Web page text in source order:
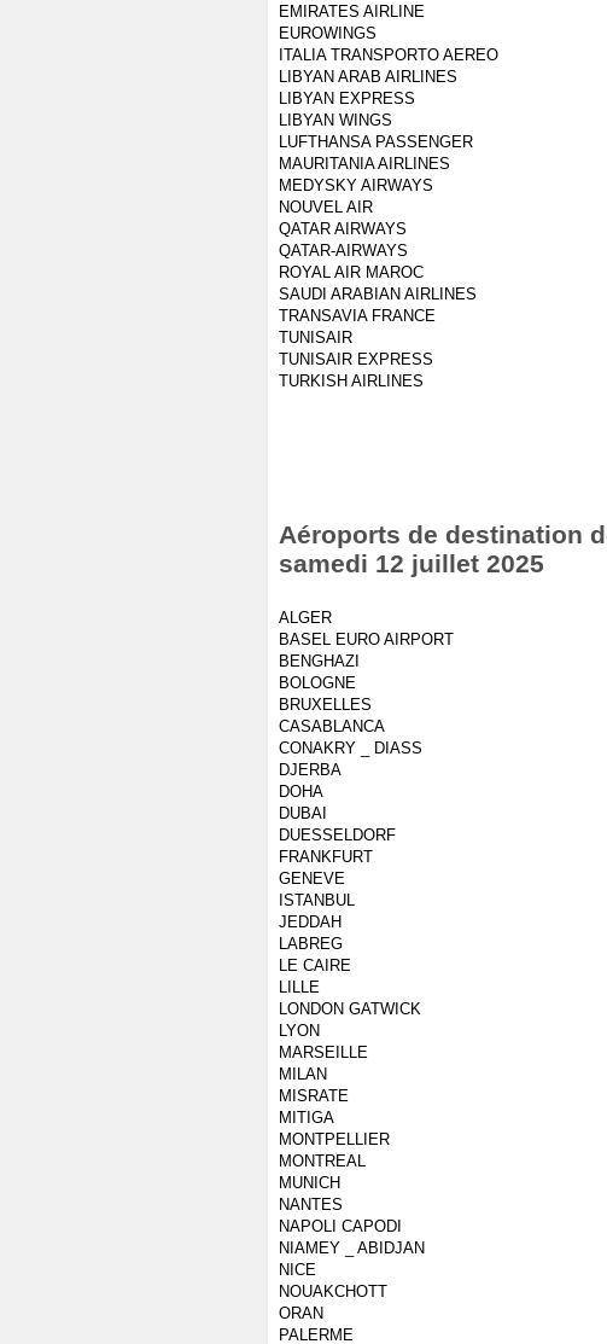
EMIRATES AIRLINE
EUROWINGS
ITALIA TRANSPORTO AEREO
LIBYAN ARAB AIRLINES
LIBYAN EXPRESS
LIBYAN WINGS
LUFTHANSA PASSENGER
MAURITANIA AIRLINES
MEDYSKY AIRWAYS
NOUVEL AIR
QATAR AIRWAYS
QATAR-AIRWAYS
ROYAL AIR MAROC
SAUDI ARABIAN AIRLINES
TRANSAVIA FRANCE
TUNISAIR
TUNISAIR EXPRESS
TURKISH AIRLINES
Aéroports de destination
samedi 12 juillet 2025
ALGER
BASEL EURO AIRPORT
BENGHAZI
BOLOGNE
BRUXELLES
CASABLANCA
CONAKRY _ DIASS
DJERBA
DOHA
DUBAI
DUESSELDORF
FRANKFURT
GENEVE
ISTANBUL
JEDDAH
LABREG
LE CAIRE
LILLE
LONDON GATWICK
LYON
MARSEILLE
MILAN
MISRATE
MITIGA
MONTPELLIER
MONTREAL
MUNICH
NANTES
NAPOLI CAPODI
NIAMEY _ ABIDJAN
NICE
NOUAKCHOTT
ORAN
PALERME